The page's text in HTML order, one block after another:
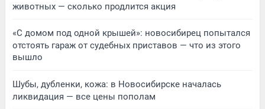
животных — сколько продлится акция
«С домом под одной крышей»: новосибирец попытался
отстоять гараж от судебных приставов — что из этого
вышло
Шубы, дубленки, кожа: в Новосибирске началась
ликвидация — все цены пополам